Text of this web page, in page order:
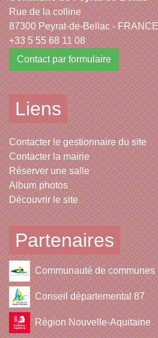
Rue de la colline
87300 Peyrat-de-Bellac - FRANCE
+33 5 55 68 11 08
Contact par formulaire
Liens
Contacter le gestionnaire du site
Contacter la mairie
Réserver une salle
Album photos
Découvrir le site
Partenaires
Communauté de communes
Conseil départemental 87
Région Nouvelle-Aquitaine